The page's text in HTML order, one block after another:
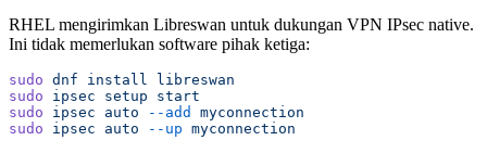
RHEL mengirimkan Libreswan untuk dukungan VPN IPsec native.
Ini tidak memerlukan software pihak ketiga:
sudo dnf install libreswan
sudo ipsec setup start
sudo ipsec auto --add
myconnection
sudo ipsec auto --up myconnection